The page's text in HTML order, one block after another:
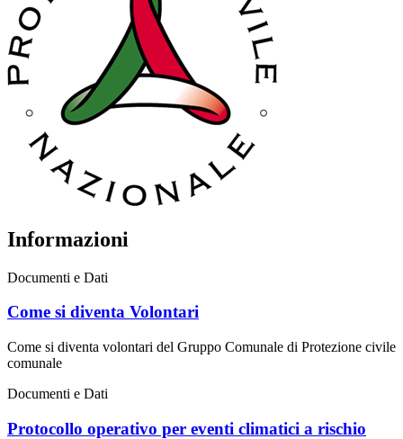
Informazioni
Documenti e Dati
Come si diventa Volontari
Come si diventa volontari del Gruppo Comunale di Protezione civile
comunale
Documenti e Dati
Protocollo operativo per eventi climatici a rischio